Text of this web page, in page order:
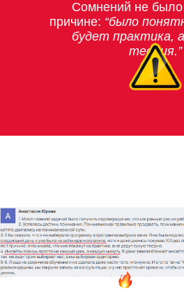
Сомнений не
причине: “было
будет практика,
теория.”